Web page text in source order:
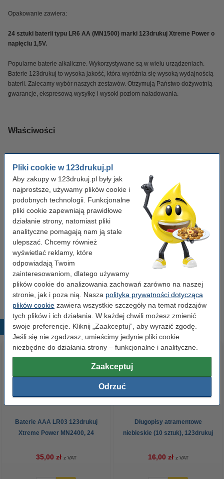
Pliki cookie w 123drukuj.pl
Aby zakupy w 123drukuj.pl były jak
najprostsze, używamy plików cookie i
podobnych technologii. Funkcjonalne
pliki cookie zapewniają prawidłowe
działanie strony, natomiast pliki
analityczne pomagają nam ją stale
ulepszać. Chcemy również
wyświetlać reklamy, które
odpowiadają Twoim
zainteresowaniom, dlatego używamy
plików cookie do analizowania zachowań zarówno na naszej
stronie, jak i poza nią. Nasza polityka prywatności dotycząca
plików cookie zawiera wszystkie szczegóły na temat rodzajów
tych plików i ich działania. W każdej chwili możesz zmienić
swoje preferencje. Kliknij „Zaakceptuj”, aby wyrazić zgodę.
Jeśli się nie zgadzasz, umieścimy jedynie pliki cookie
niezbędne do działania strony – funkcjonalne i analityczne.
Zaakceptuj
Odrzuć
Opakowanie zawiera:
24 sztuki baterii typu LR6 AA (MN1500) marki 123drukuj Xtreme Power o
napięciu 1,5V.
Popularne baterie alkaliczne. Wykorzystywane są w wielu urządzeniach.
Baterie 123drukuj to wysoka jakość, która wyróżnia się wysoką wydajnością
baterii. Zalecamy wybór naszych zestawów. Otrzymują Państwo dożywotnią
gwarancje, ekspresową wysyłkę i wysoki poziom naładowania.
Właściwości
Marka: 123drukuj
Typ: bateria
Napięcie: 1,5
Wydajność: 2900 mAh
Wymiary: 14 x 14 x 50 mm
Ilość: 24 szt.
Waga: 14
Do pobrania
Ostrzeżenie
Popularne produkty
Baterie AAA LR03 123drukuj
Xtreme Power MN2400, 24
35,00 zł z VAT
Długopisy atramentowe
niebieskie (10 sztuk), 123drukuj
16,00 zł z VAT